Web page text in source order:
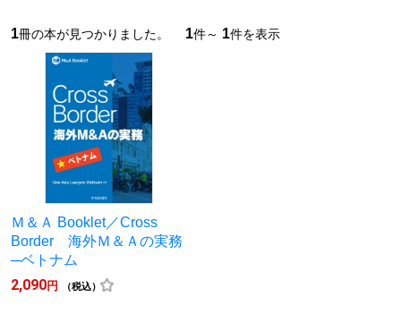
1冊の本が見つかりました。 1件～ 1件を表示
Ｍ＆Ａ Booklet／Cross
Border 海外Ｍ＆Ａの実務
─ベトナム
2,090円 （税込）